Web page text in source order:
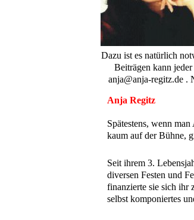
Dazu ist es natürlich
Beiträgen kann
anja@anja-regitz.de .
Anja Regitz
Spätestens, wenn
kaum auf der Bühne,
Seit ihrem 3.
diversen Festen und
finanzierte sie sich ihr
selbst komponiertes